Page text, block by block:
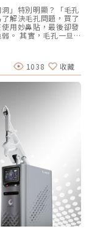
「預防型保養」的
不需像肉毒桿菌那樣
於生活忙碌、注重效
緩老化、提升膚質的
過Profhilo逆時針療
程效果。璞菲洛
別？ 水光著重在肌
層次更深，不只補
體彈性與緊緻度。它
或破壞，適合想全面
可與電波、音波等
需由醫師評估。電
完全降溫後再進行
安排療程。Q3：璞
，前兩次相隔約一
需求，也可安排後續
嗎？ 可以。Profhilo
全方位肌膚重建療
孕婦、哺乳中女性與
？需要幾歲才能
通常建議從30歲以後
讓五官改變或產生膨脹
要修復期嗎？療程過
痛感輕微。少數人會
不會影響日常活動。
採用高純度、非動
才能在「安全邊界
就更好的自己我常
找回最巔峰狀態的
信的微笑，那是我身
音波第二代的精準
寸肌膚的張力。如果
合自己，歡迎預約來
最適合您的減齡計
細胞，變得萎縮、分
痤瘡桿菌也失去了生
藍寶石冷卻系統：
脂腺，表皮會不會被
了專屬的 AviCool™
後，冷卻系統會持續
熱傷害、避免術後反
藥的情況下（視個人
vs. 藍雷射與傳統療
服A酸」幾乎是唯一的
痘已經邁入了「精準
抗痘黑科技，分別是
不吃藥、從根源控
如何選擇？它們與傳
對決：AviClear 戰痘
痘雷射，雖然目標一
射（1726nm）：專
波長，具備極高的
脂腺，使其萎縮。核
，主打極長效的抗痘
物的人。2. CAPRI
合」作用原理：結
450nm 藍光直接消
對於臉上正在急性發
適合需要快速壓制大面
）作用原理：屬
皮脂腺萎縮，同時促
」特別明顯？「毛孔
解決毛孔問題，買了
用妙鼻貼，最後卻發
。 其實，毛孔一旦
是很難「完全逆轉」
是哪一種「型」，才
程，全面拯救毛孔粗
的 6大元兇在探討怎
孔粗大絕對不是單一
【油脂型毛孔】：中
皮脂腺天生比較發
物影響，導致出油量
2. 【角質型毛孔】：
質，但如果代謝異
起，死死地堵塞在毛
撐越大。3. 【老化型
白」和「彈力蛋白」
不防曬導致的「光老
著地心引力往下垂。
被許多人忽略！當角質
蘋果一樣乾癟、萎縮，
視覺上毛孔就顯得非常
嚴格來說這已經是「痘
癢過度暴力擠壓，導致
維化拉扯，最終形成不
怪我們的臉上本來就
1038 收藏